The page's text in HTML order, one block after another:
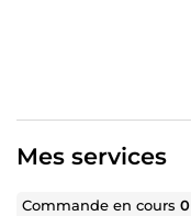
Mes services
Commande en cours0